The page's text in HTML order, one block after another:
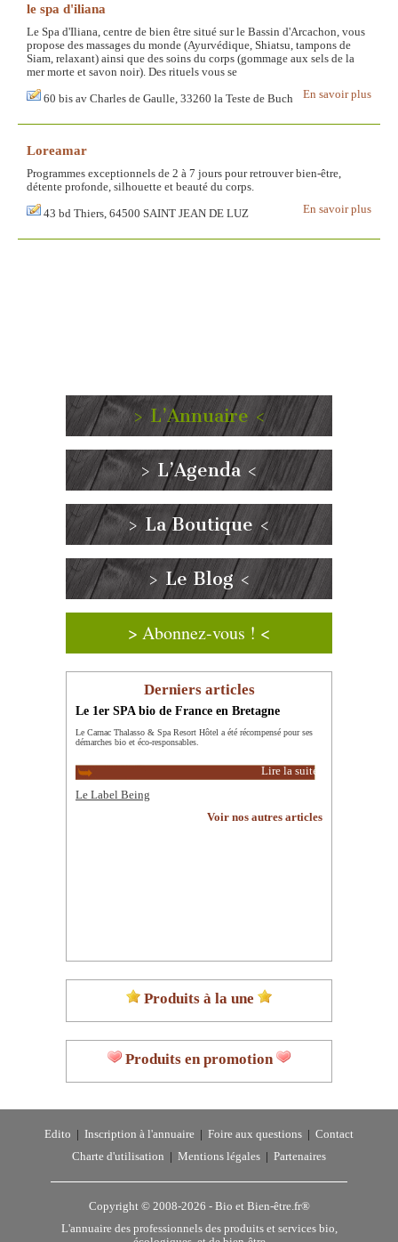
le spa d'iliana
Le Spa d'Iliana, centre de bien être situé sur le Bassin d'Arcachon, vous
propose des massages du monde (Ayurvédique, Shiatsu, tampons de
Siam, relaxant) ainsi que des soins du corps (gommage aux sels de la
mer morte et savon noir). Des rituels vous se
En savoir plus
60 bis av Charles de Gaulle, 33260 la Teste de Buch
Loreamar
Programmes exceptionnels de 2 à 7 jours pour retrouver bien-être,
détente profonde, silhouette et beauté du corps.
En savoir plus
43 bd Thiers, 64500 SAINT JEAN DE LUZ
> L’Annuaire <
> L’Agenda <
> La Boutique <
> Le Blog <
> Abonnez-vous ! <
Derniers articles
Le 1er SPA bio de France en Bretagne
Le Carnac Thalasso & Spa Resort Hôtel a été récompensé pour ses
démarches bio et éco-responsables.
Lire la suite
Le Label Being
Voir nos autres articles
Produits à la une
Produits en promotion
Edito Inscription à l'annuaire Foire aux questions
Contact
Charte d'utilisation
Mentions légales Partenaires
Copyright © 2008-2026 - Bio et Bien-être.fr®
L'annuaire des professionnels des produits et services bio,